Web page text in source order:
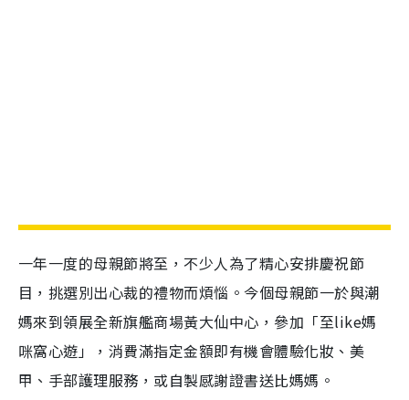
一年一度的母親節將至，不少人為了精心安排慶祝節
目，挑選別出心裁的禮物而煩惱。今個母親節一於與潮
媽來到領展全新旗艦商場黃大仙中心，參加「至like媽
咪窩心遊」，消費滿指定金額即有機會體驗化妝、美
甲、手部護理服務，或自製感謝證書送比媽媽。